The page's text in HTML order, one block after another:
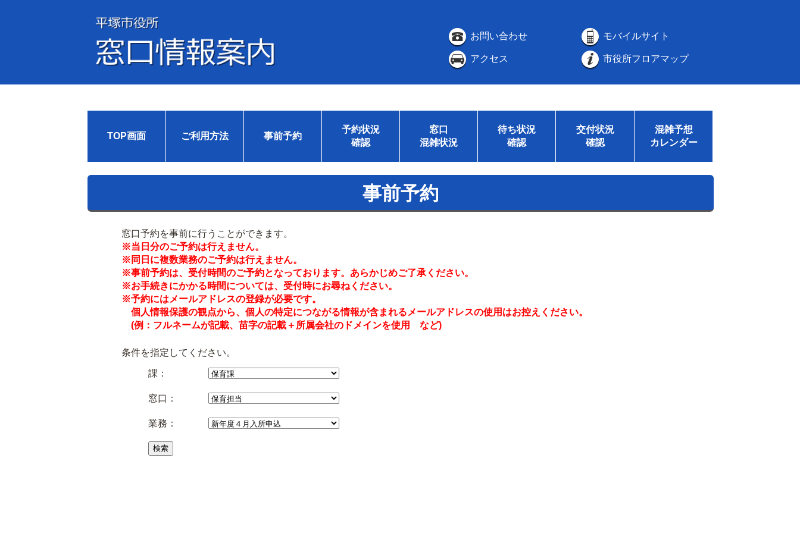
お問い合わせ モバイルサイト
アクセス 市役所フロアマップ
TOP画面 ご利用方法 事前予約
予約状況
確認
窓口
混雑状況
待ち状況
確認
交付状況
確認
混雑予想
カレンダー
事前予約
窓口予約を事前に行うことができます。
※当日分のご予約は行えません。
※同日に複数業務のご予約は行えません。
※事前予約は、受付時間のご予約となっております。あらかじめご了承ください。
※お手続きにかかる時間については、受付時にお尋ねください。
※予約にはメールアドレスの登録が必要です。
個人情報保護の観点から、個人の特定につながる情報が含まれるメールアドレスの使用はお控えください。
(例：フルネームが記載、苗字の記載＋所属会社のドメインを使用 など)
条件を指定してください。
課：
窓口：
業務：